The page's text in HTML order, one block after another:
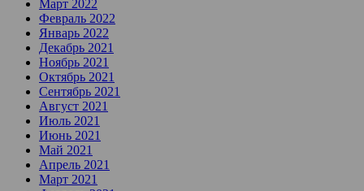
Март 2022
Февраль 2022
Январь 2022
Декабрь 2021
Ноябрь 2021
Октябрь 2021
Сентябрь 2021
Август 2021
Июль 2021
Июнь 2021
Май 2021
Апрель 2021
Март 2021